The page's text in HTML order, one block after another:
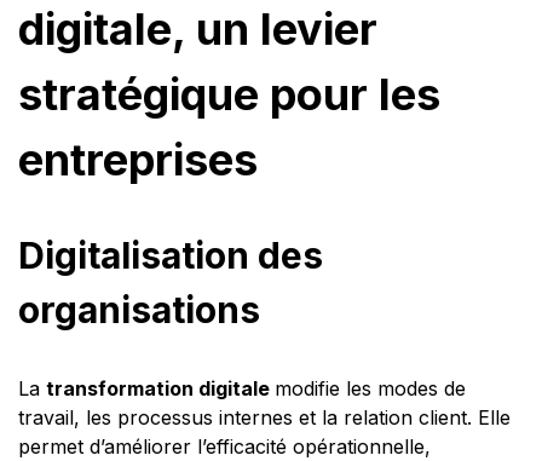
digitale, un levier
stratégique pour les
entreprises
Digitalisation des
organisations
La transformation digitale modifie les modes de
travail, les processus internes et la relation client. Elle
permet d’améliorer l’efficacité opérationnelle,